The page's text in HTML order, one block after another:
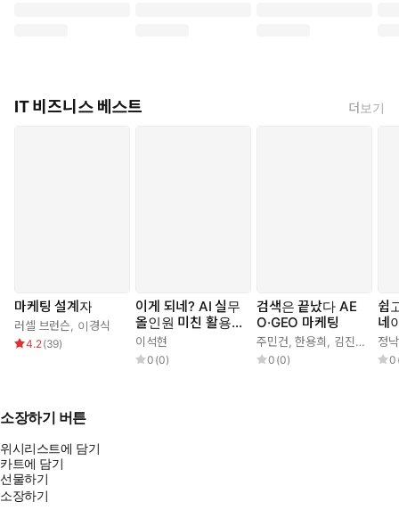
토리텔링 기법을 활용한 111가지 일화 속에서 컴퓨터 소프트웨어든
일상 작업이든 (말 그대로) 모든 시스템의 성능을 개선하는 최적화
IT 비즈니스 베스트 더보기
마케팅 설계자
러셀 브런슨, 이경식
4.2(39)
이게 되네? AI 실무
올인원 미친 활용법
71제
이석현
0 (0)
검색은 끝났다 AE
O·GEO 마케팅
주민건,한용희, 김진용
0 (0)
쉽
네
랫
어
정
0
소장하기 버튼
위시리스트에 담기
카트에 담기
선물하기
소장하기